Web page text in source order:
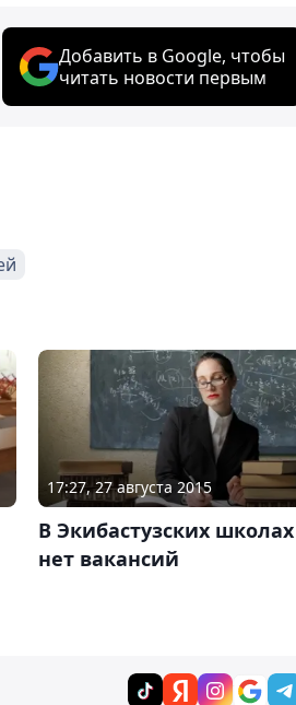
Добавить в Google, чтобы
читать новости первым
17:27, 27 августа 2015
В Экибастузских школах
нет вакансий